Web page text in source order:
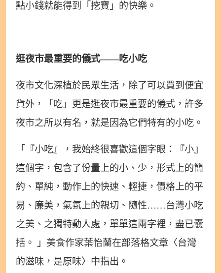
點小錢就能得到「挖寶」的快樂。
逛夜市最重要的儀式——吃小吃
夜市文化深植於民眾生活，除了可以買到便宜
貨外，「吃」更是逛夜市最重要的儀式，許多
夜市之所以有名，就是因為它們特有的小吃。
「『小吃』，我始終很喜歡這個字眼：『小』
這個字，包含了份量上的小、少，形式上的簡
約、單純，動作上的快速、輕捷，價格上的平
易、廉美，氣氛上的親切、隨性……台灣小吃
之美、之獨特動人處，單單這兩字裡，盡已囊
括。 」美食作家葉怡蘭在部落格文章〈台灣
的滋味，是原味〉中指出。